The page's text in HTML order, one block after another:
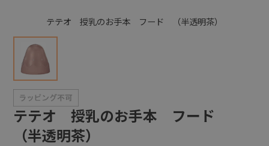
テテオ 授乳のお手本 フード （半透明茶）
テテオ 授乳のお手本 フード
（半透明茶）